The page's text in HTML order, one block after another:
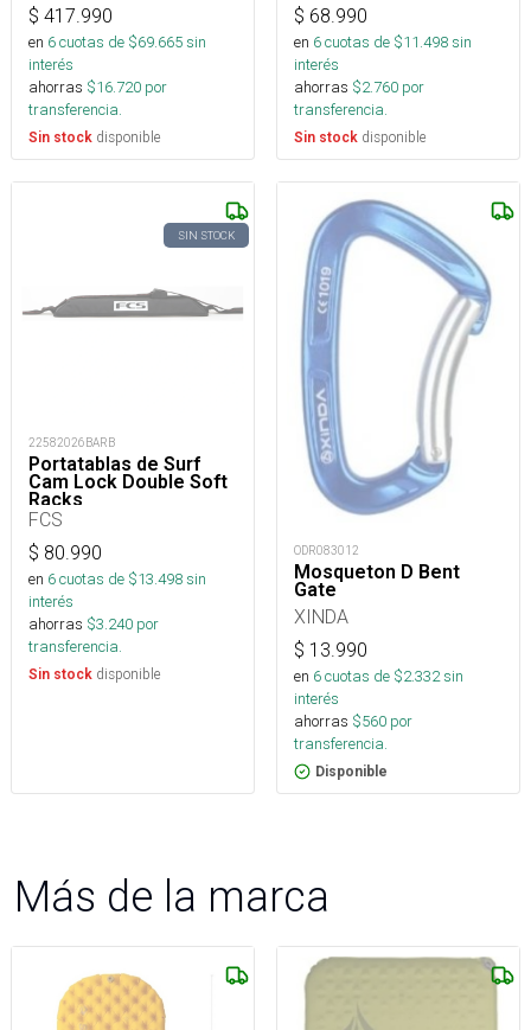
$ 417.990
en 6cuotas de $69.665sin
interés
ahorras $16.720 por
transferencia.
Sin stock disponible
$ 68.990
en 6cuotas de $11.498sin
interés
ahorras $2.760 por
transferencia.
Sin stock disponible
SIN STOCK
22582026BARB
Portatablas de Surf
Cam Lock Double Soft
Racks
FCS
$ 80.990
en 6cuotas de $13.498sin
interés
ahorras $3.240 por
transferencia.
Sin stock disponible
ODR083012
Mosqueton D Bent
Gate
XINDA
$ 13.990
en 6cuotas de $2.332sin
interés
ahorras $560 por
transferencia.
Disponible
Más de la marca